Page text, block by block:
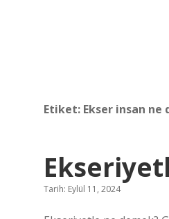
Etiket: Ekser insan ne
Tarih: Eylül 11, 2024